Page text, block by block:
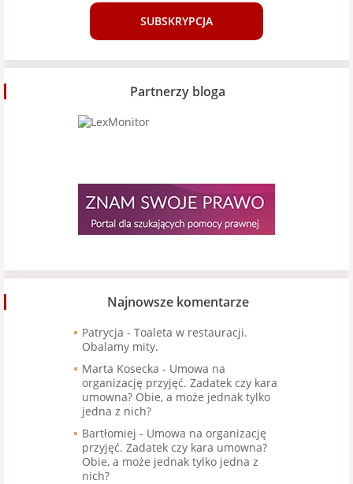
SUBSKRYPCJA
Partnerzy bloga
Najnowsze komentarze
Patrycja - Toaleta w restauracji.
Obalamy mity.
Marta Kosecka - Umowa na
organizację przyjęć. Zadatek czy kara
umowna? Obie, a może jednak tylko
jedna z nich?
Bartłomiej - Umowa na organizację
przyjęć. Zadatek czy kara umowna?
Obie, a może jednak tylko jedna z
nich?